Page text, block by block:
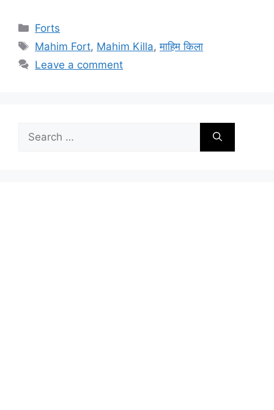
Categories
Forts
Tags
Mahim Fort, Mahim Killa,माहिम किला
Leave a comment
for: